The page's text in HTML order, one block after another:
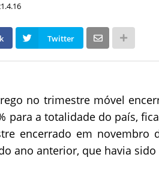
Twitter
no trimestre móvel
para a totalidade do país,
encerrado em novembro
ano anterior, que havia sido